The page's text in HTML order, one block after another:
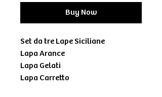
Buy Now
Set da tre Lape Siciliane
Lapa Arance
Lapa Gelati
Lapa Carretto